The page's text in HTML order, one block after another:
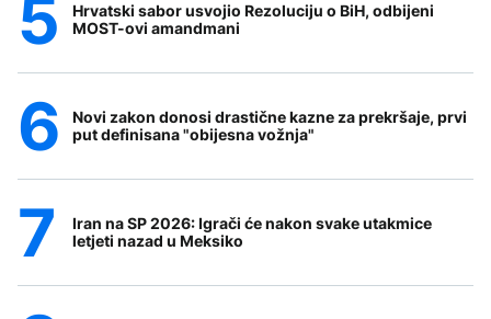
Hrvatski sabor usvojio Rezoluciju o BiH, odbijeni
MOST-ovi amandmani
Novi zakon donosi drastične kazne za prekršaje, prvi
put definisana "obijesna vožnja"
Iran na SP 2026: Igrači će nakon svake utakmice
letjeti nazad u Meksiko